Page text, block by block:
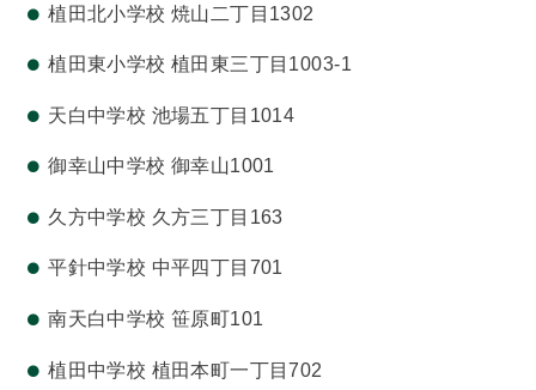
植田北小学校 焼山二丁目1302
植田東小学校 植田東三丁目1003-1
天白中学校 池場五丁目1014
御幸山中学校 御幸山1001
久方中学校 久方三丁目163
平針中学校 中平四丁目701
南天白中学校 笹原町101
植田中学校 植田本町一丁目702